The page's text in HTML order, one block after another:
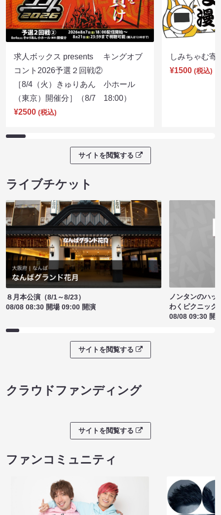
求人ボックス presents キングオブ
コント2026予選２回戦②
［8/4（火）きゅりあん 小ホール
（東京）開催分］（8/7 18:00）
¥2500 (税込)
しみちゃむ
¥1500 (税込)
サイトを閲覧する
ライブチケット
８月本公演（8/1～8/23）
08/08 08:30 開場 09:00 開演
ノンタンのハッ
わくピクニック
08/08 09:30 開
サイトを閲覧する
クラウドファンディング
サイトを閲覧する
ファンコミュニティ